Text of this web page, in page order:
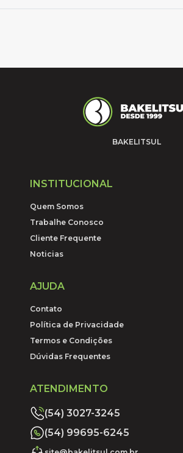
BAKELITSUL
INSTITUCIONAL
Quem Somos
Trabalhe Conosco
Cliente Frequente
Noticias
AJUDA
Contato
Política de Privacidade
Termos e Condições
Dúvidas Frequentes
ATENDIMENTO
(54) 3027-3245
(54) 99695-6245